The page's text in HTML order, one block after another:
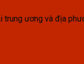
trung ương và địa